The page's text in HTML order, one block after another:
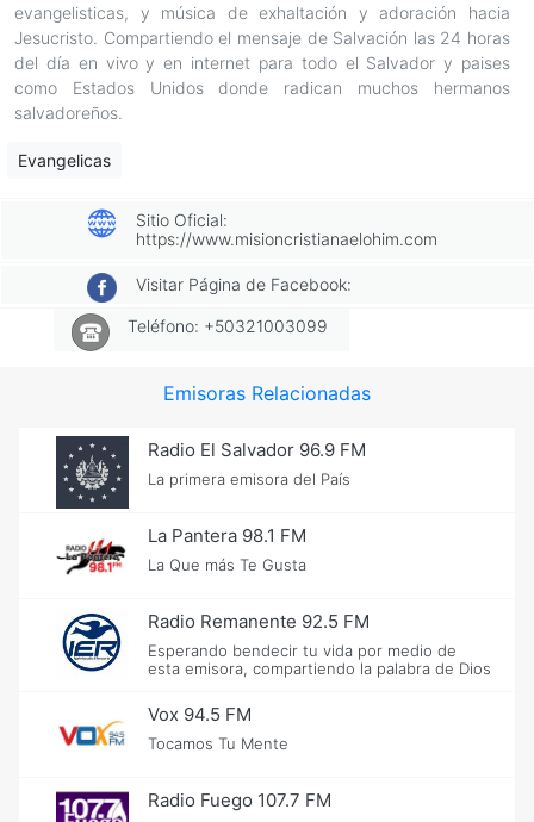
evangelisticas, y música de exhaltación y adoración hacia
Jesucristo. Compartiendo el mensaje de Salvación las 24 horas
del día en vivo y en internet para todo el Salvador y paises
como Estados Unidos donde radican muchos hermanos
salvadoreños.
Evangelicas
Sitio Oficial:
https://www.misioncristianaelohim.com
Visitar Página de Facebook:
Teléfono: +50321003099
Emisoras Relacionadas
Radio El Salvador 96.9 FM
La primera emisora del País
La Pantera 98.1 FM
La Que más Te Gusta
Radio Remanente 92.5 FM
Esperando bendecir tu vida por medio de
esta emisora, compartiendo la palabra de Dios
Vox 94.5 FM
Tocamos Tu Mente
Radio Fuego 107.7 FM